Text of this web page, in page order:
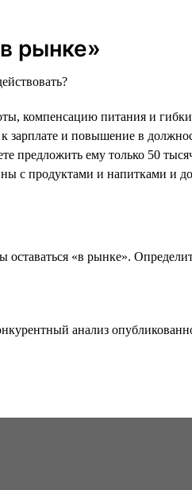
рынке»
компенсацию питания и
зарплате и повышение в
предложить ему только 50
с продуктами и напитками и
«в рынке».
анализ